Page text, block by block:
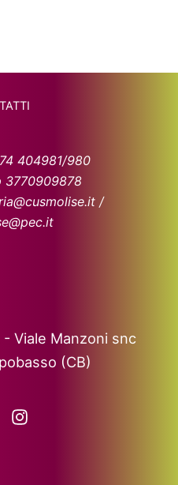
404981/980
3770909878
/
- Viale Manzoni snc
(CB)